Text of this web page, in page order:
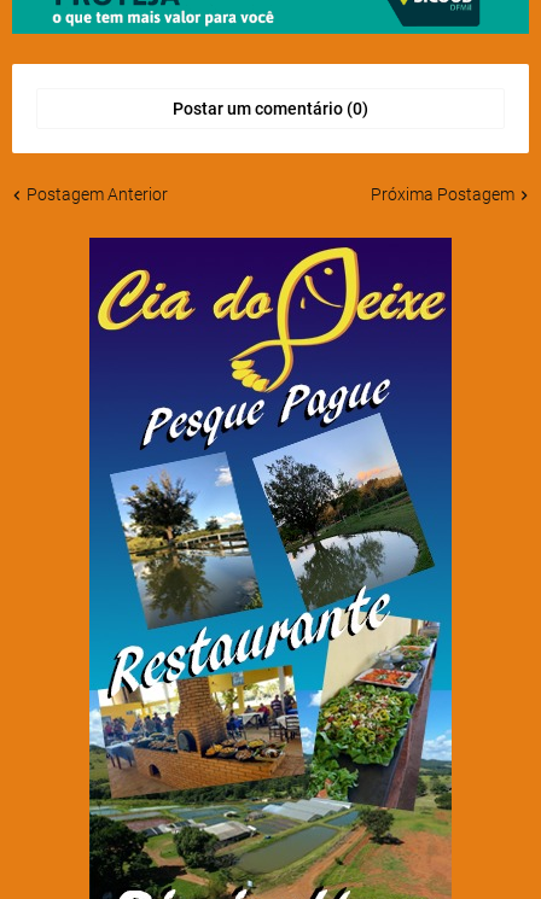
Postar um comentário (0)
Postagem Anterior Próxima Postagem